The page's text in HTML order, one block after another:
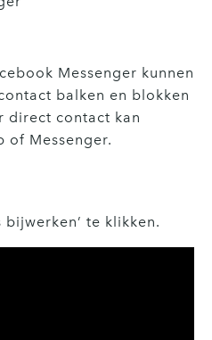
Messenger kunnen
balken en blokken
direct contact kan
of Messenger.
te klikken.